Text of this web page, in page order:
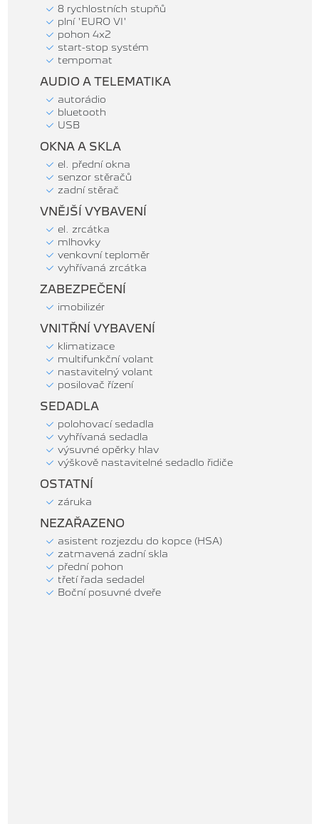
8 rychlostních stupňů
plní 'EURO VI'
pohon 4x2
start-stop systém
tempomat
AUDIO A TELEMATIKA
autorádio
bluetooth
USB
OKNA A SKLA
el. přední okna
senzor stěračů
zadní stěrač
VNĚJŠÍ VYBAVENÍ
el. zrcátka
mlhovky
venkovní teploměr
vyhřívaná zrcátka
ZABEZPEČENÍ
imobilizér
VNITŘNÍ VYBAVENÍ
klimatizace
multifunkční volant
nastavitelný volant
posilovač řízení
SEDADLA
polohovací sedadla
vyhřívaná sedadla
výsuvné opěrky hlav
výškově nastavitelné sedadlo řidiče
OSTATNÍ
záruka
NEZAŘAZENO
asistent rozjezdu do kopce (HSA)
zatmavená zadní skla
přední pohon
třetí řada sedadel
Boční posuvné dveře